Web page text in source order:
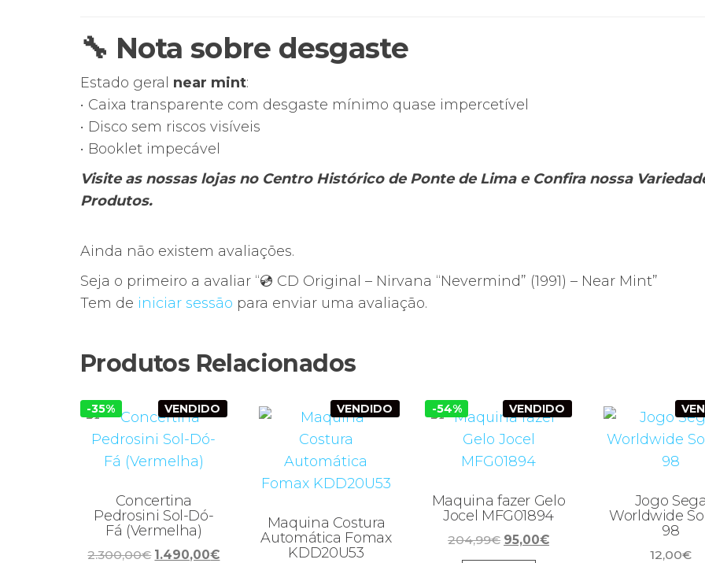
🔧 Nota sobre desgaste
Estado geral near mint:
• Caixa transparente com desgaste mínimo quase impercetível
• Disco sem riscos visíveis
• Booklet impecável
Visite as nossas lojas no Centro Histórico de Ponte de Lima e Confira nossa
Produtos.
Ainda não existem avaliações.
Seja o primeiro a avaliar “💿 CD Original – Nirvana “Nevermind” (1991) – Near Mint”
Tem de iniciar sessão para enviar uma avaliação.
Produtos Relacionados
-35% VENDIDO
Concertina
Pedrosini Sol-Dó-
Fá (Vermelha)
2.300,00€ O
1.490,00€O
VENDIDO
Maquina Costura
Automática Fomax
KDD20U53
-54% VENDIDO
Maquina fazer Gelo
Jocel MFG01894
204,99€ O
preço
95,00€O
Jogo
Worldwide
98
12,00€